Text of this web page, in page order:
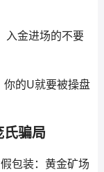
入金进场的不要
你的U就要被操盘
骗局
包装：黄金矿场